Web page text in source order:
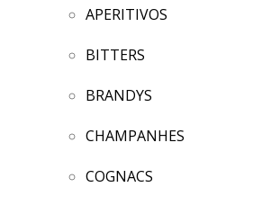
APERITIVOS
BITTERS
BRANDYS
CHAMPANHES
COGNACS